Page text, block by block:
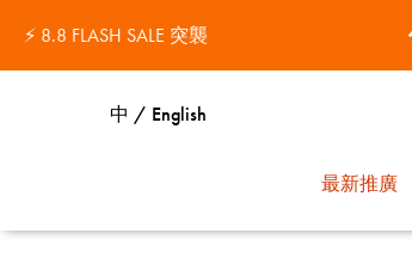
⚡ 8.8 FLASH SALE 突襲
中 / English
最新推廣